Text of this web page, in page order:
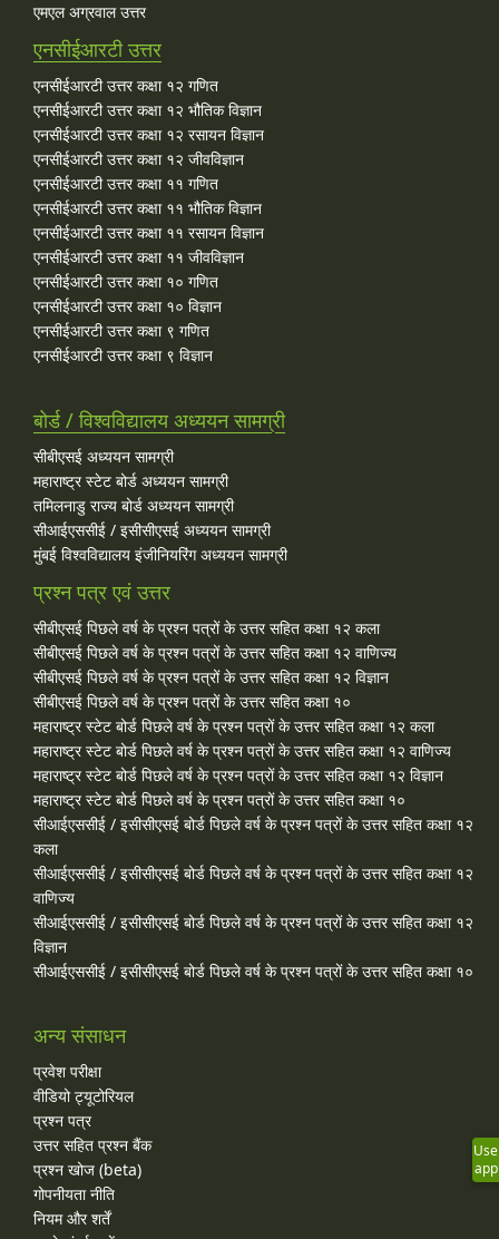
एमएल अग्रवाल उत्तर
एनसीईआरटी उत्तर
एनसीईआरटी उत्तर कक्षा १२ गणित
एनसीईआरटी उत्तर कक्षा १२ भौतिक विज्ञान
एनसीईआरटी उत्तर कक्षा १२ रसायन विज्ञान
एनसीईआरटी उत्तर कक्षा १२ जीवविज्ञान
एनसीईआरटी उत्तर कक्षा ११ गणित
एनसीईआरटी उत्तर कक्षा ११ भौतिक विज्ञान
एनसीईआरटी उत्तर कक्षा ११ रसायन विज्ञान
एनसीईआरटी उत्तर कक्षा ११ जीवविज्ञान
एनसीईआरटी उत्तर कक्षा १० गणित
एनसीईआरटी उत्तर कक्षा १० विज्ञान
एनसीईआरटी उत्तर कक्षा ९ गणित
एनसीईआरटी उत्तर कक्षा ९ विज्ञान
बोर्ड / विश्वविद्यालय अध्ययन सामग्री
सीबीएसई अध्ययन सामग्री
महाराष्ट्र स्टेट बोर्ड अध्ययन सामग्री
तमिलनाडु राज्य बोर्ड अध्ययन सामग्री
सीआईएससीई / इसीसीएसई अध्ययन सामग्री
मुंबई विश्वविद्यालय इंजीनियरिंग अध्ययन सामग्री
प्रश्न पत्र एवं उत्तर
सीबीएसई पिछले वर्ष के प्रश्न पत्रों के उत्तर सहित कक्षा १२ कला
सीबीएसई पिछले वर्ष के प्रश्न पत्रों के उत्तर सहित कक्षा १२ वाणिज्य
सीबीएसई पिछले वर्ष के प्रश्न पत्रों के उत्तर सहित कक्षा १२ विज्ञान
सीबीएसई पिछले वर्ष के प्रश्न पत्रों के उत्तर सहित कक्षा १०
महाराष्ट्र स्टेट बोर्ड पिछले वर्ष के प्रश्न पत्रों के उत्तर सहित कक्षा १२ कला
महाराष्ट्र स्टेट बोर्ड पिछले वर्ष के प्रश्न पत्रों के उत्तर सहित कक्षा १२ वाणिज्य
महाराष्ट्र स्टेट बोर्ड पिछले वर्ष के प्रश्न पत्रों के उत्तर सहित कक्षा १२ विज्ञान
महाराष्ट्र स्टेट बोर्ड पिछले वर्ष के प्रश्न पत्रों के उत्तर सहित कक्षा १०
सीआईएससीई / इसीसीएसई बोर्ड पिछले वर्ष के प्रश्न पत्रों के उत्तर सहित कक्षा १२
कला
सीआईएससीई / इसीसीएसई बोर्ड पिछले वर्ष के प्रश्न पत्रों के उत्तर सहित कक्षा १२
वाणिज्य
सीआईएससीई / इसीसीएसई बोर्ड पिछले वर्ष के प्रश्न पत्रों के उत्तर सहित कक्षा १२
विज्ञान
सीआईएससीई / इसीसीएसई बोर्ड पिछले वर्ष के प्रश्न पत्रों के उत्तर सहित कक्षा १०
अन्य संसाधन
प्रवेश परीक्षा
वीडियो ट्यूटोरियल
प्रश्न पत्र
उत्तर सहित प्रश्न बैंक
प्रश्न खोज (beta)
गोपनीयता नीति
नियम और शर्तें
Use
app